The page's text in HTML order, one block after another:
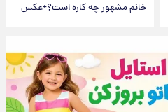
خانم مشهور چه کاره است؟+عکس